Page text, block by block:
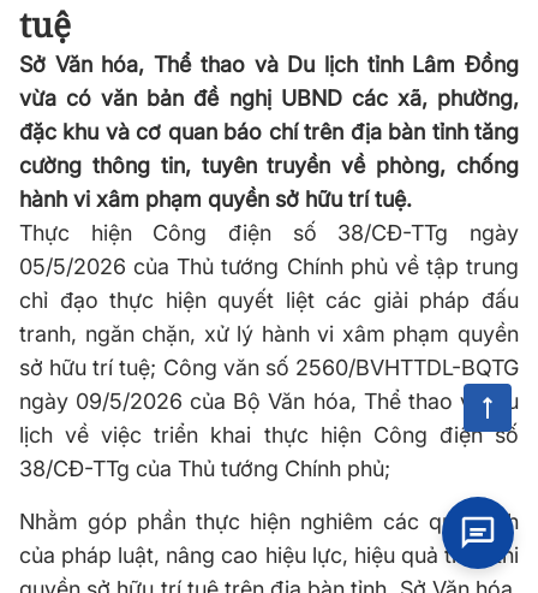
tuệ
Sở Văn hóa, Thể thao và Du lịch tỉnh Lâm Đồng
vừa có văn bản đề nghị UBND các xã, phường,
đặc khu và cơ quan báo chí trên địa bàn tỉnh tăng
cường thông tin, tuyên truyền về phòng, chống
hành vi xâm phạm quyền sở hữu trí tuệ.
Thực hiện Công điện số 38/CĐ-TTg ngày
05/5/2026 của Thủ tướng Chính phủ về tập trung
chỉ đạo thực hiện quyết liệt các giải pháp đấu
tranh, ngăn chặn, xử lý hành vi xâm phạm quyền
sở hữu trí tuệ; Công văn số 2560/BVHTTDL-BQTG
ngày 09/5/2026 của Bộ Văn hóa, Thể thao và Du
lịch về việc triển khai thực hiện Công điện số
38/CĐ-TTg của Thủ tướng Chính phủ;
Nhằm góp phần thực hiện nghiêm các quy định
của pháp luật, nâng cao hiệu lực, hiệu quả thực thi